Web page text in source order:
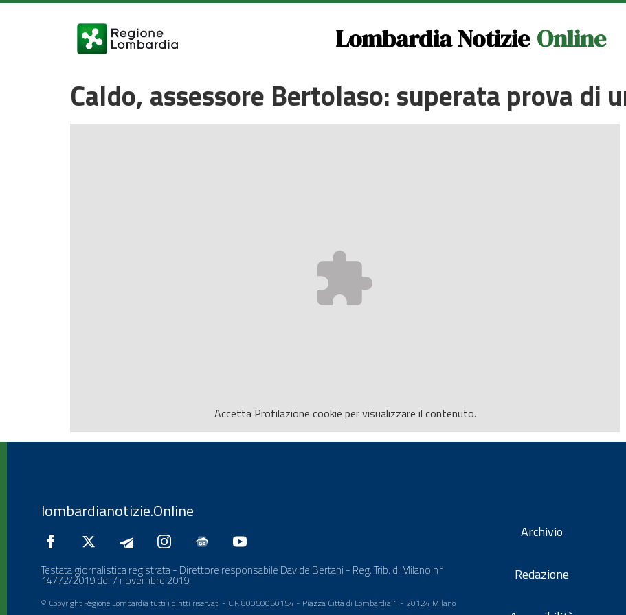
Lombardia Notizie Online
Caldo, assessore Bertolaso: superata prova di
Accetta Profilazione cookie per visualizzare il contenuto.
lombardianotizie.Online
Testata giornalistica registrata - Direttore responsabile Davide Bertani - Reg. Trib. di Milano n°
14772/2019 del 7 novembre 2019
© Copyright Regione Lombardia tutti i diritti riservati - C.F. 80050050154 - Piazza Città di Lombardia 1 - 20124 Milano
Archivio
Redazione